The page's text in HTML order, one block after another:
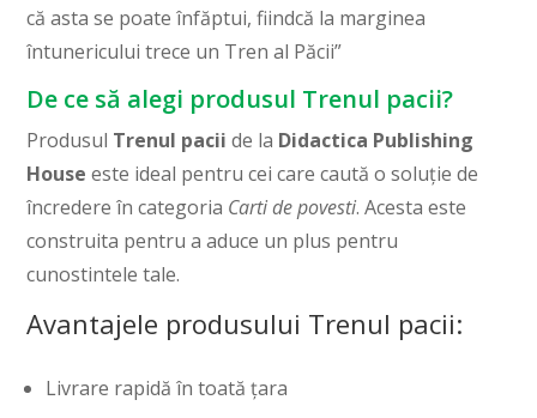
că asta se poate înfăptui, fiindcă la marginea
întunericului trece un Tren al Păcii”
De ce să alegi produsul Trenul pacii?
Produsul Trenul pacii de la Didactica Publishing
House este ideal pentru cei care caută o soluție de
încredere în categoria Carti de povesti. Acesta este
construita pentru a aduce un plus pentru
cunostintele tale.
Avantajele produsului Trenul pacii:
Livrare rapidă în toată țara